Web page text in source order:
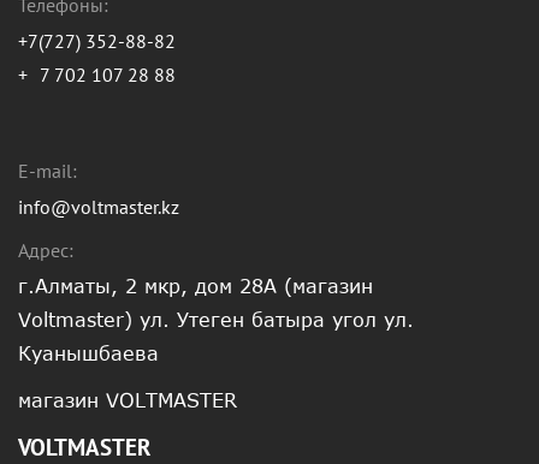
Телефоны:
+7(727) 352-88-82
+ 7 702 107 28 88
E-mail:
info@voltmaster.kz
Адрес:
г.Алматы, 2 мкр, дом 28А (магазин
Voltmaster) ул. Утеген батыра угол ул.
Куанышбаева
магазин VOLTMASTER
VOLTMASTER